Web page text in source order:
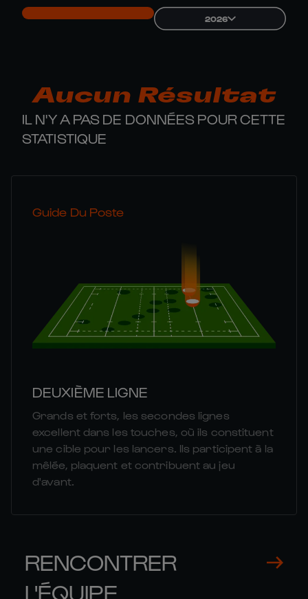
2026
Aucun Résultat
IL N'Y A PAS DE DONNÉES POUR CETTE
STATISTIQUE
Guide Du Poste
DEUXIÈME LIGNE
Grands et forts, les secondes lignes
excellent dans les touches, où ils constituent
une cible pour les lancers. Ils participent à la
mêlée, plaquent et contribuent au jeu
d'avant.
RENCONTRER
L'ÉQUIPE